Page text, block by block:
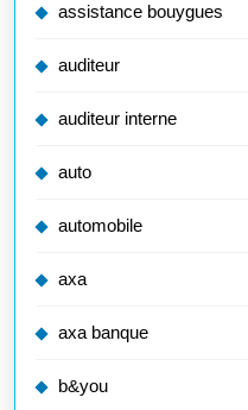
assistance bouygues
auditeur
auditeur interne
auto
automobile
axa
axa banque
b&you